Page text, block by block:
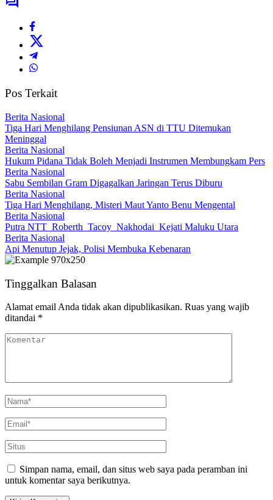
Pos Terkait
Berita Nasional
Tiga Hari Menghilang Pensiunan ASN di TTU Ditemukan
Meninggal
Berita Nasional
Hukum Pidana Tidak Boleh Menjadi Instrumen Membungkam Pers
Berita Nasional
Sabu Sembilan Gram Digagalkan Jaringan Terus Diburu
Berita Nasional
Tiga Hari Menghilang, Misteri Maut Yanto Benu Mengental
Berita Nasional
Putra NTT Roberth Tacoy Nakhodai Kejati Maluku Utara
Berita Nasional
Api Menutup Jejak, Polisi Membuka Kebenaran
Tinggalkan Balasan
Alamat email Anda tidak akan dipublikasikan. Ruas yang wajib
ditandai *
Simpan nama, email, dan situs web saya pada peramban ini
untuk komentar saya berikutnya.